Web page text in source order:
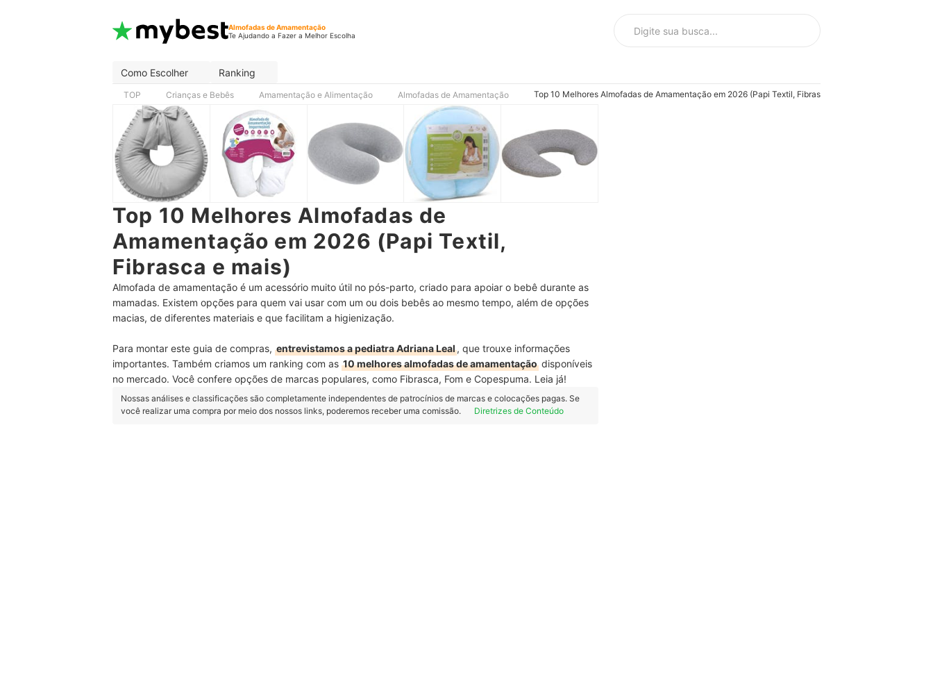
Almofadas de Amamentação
Te Ajudando a Fazer a Melhor Escolha
Como Escolher Ranking
TOP Crianças e Bebês Amamentação e Alimentação Almofadas de Amamentação Top 10 Melhores Almofadas de Amamentação em 2026 (Papi Textil, Fibrasca e mais)
Top 10 Melhores Almofadas de
Amamentação em 2026 (Papi Textil,
Fibrasca e mais)
Almofada de amamentação é um acessório muito útil no pós-parto, criado para apoiar o bebê durante as
mamadas. Existem opções para quem vai usar com um ou dois bebês ao mesmo tempo, além de opções
macias, de diferentes materiais e que facilitam a higienização.
Para montar este guia de compras, entrevistamos a pediatra Adriana Leal, que trouxe informações
importantes. Também criamos um ranking com as 10 melhores almofadas de amamentação disponíveis
no mercado. Você confere opções de marcas populares, como Fibrasca, Fom e Copespuma. Leia já!
Nossas análises e classificações são completamente independentes de patrocínios de marcas e colocações pagas. Se
você realizar uma compra por meio dos nossos links, poderemos receber uma comissão.
Diretrizes de Conteúdo